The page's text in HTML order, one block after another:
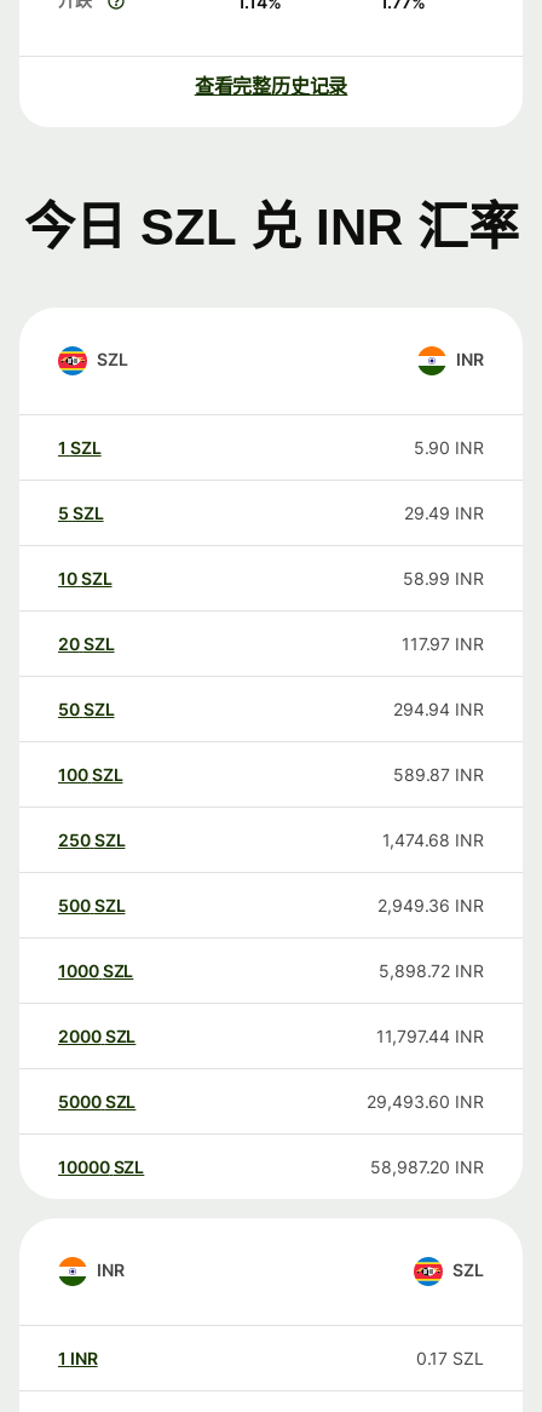
查看完整历史记录
今日 SZL 兑 INR 汇率
SZL INR
1 SZL 5.90 INR
5 SZL 29.49 INR
10SZL 58.99 INR
20SZL 117.97 INR
50SZL 294.94 INR
100SZL 589.87 INR
250SZL 1,474.68 INR
500SZL 2,949.36 INR
1000SZL 5,898.72 INR
2000SZL 11,797.44 INR
5000SZL 29,493.60 INR
10000 SZL 58,987.20 INR
INR SZL
1 INR 0.17 SZL